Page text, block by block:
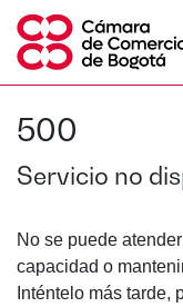
500
Servicio no
No se puede
capacidad o
Inténtelo más tarde,